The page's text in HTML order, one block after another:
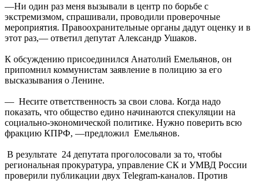
—Ни один раз меня вызывали в центр по борьбе с
экстремизмом, спрашивали, проводили проверочные
мероприятия. Правоохранительные органы дадут оценку и в
этот раз,— ответил депутат Александр Ушаков.
К обсуждению присоединился Анатолий Емельянов, он
припомнил коммунистам заявление в полицию за его
высказывания о Ленине.
— Несите ответственность за свои слова. Когда надо
показать, что общество едино начинаются спекуляции на
социально-экономической политике. Нужно поверить всю
фракцию КПРФ, —предложил Емельянов.
В результате 24 депутата проголосовали за то, чтобы
региональная прокуратура, управление СК и УМВД России
проверили публикации двух Telegram-каналов. Против